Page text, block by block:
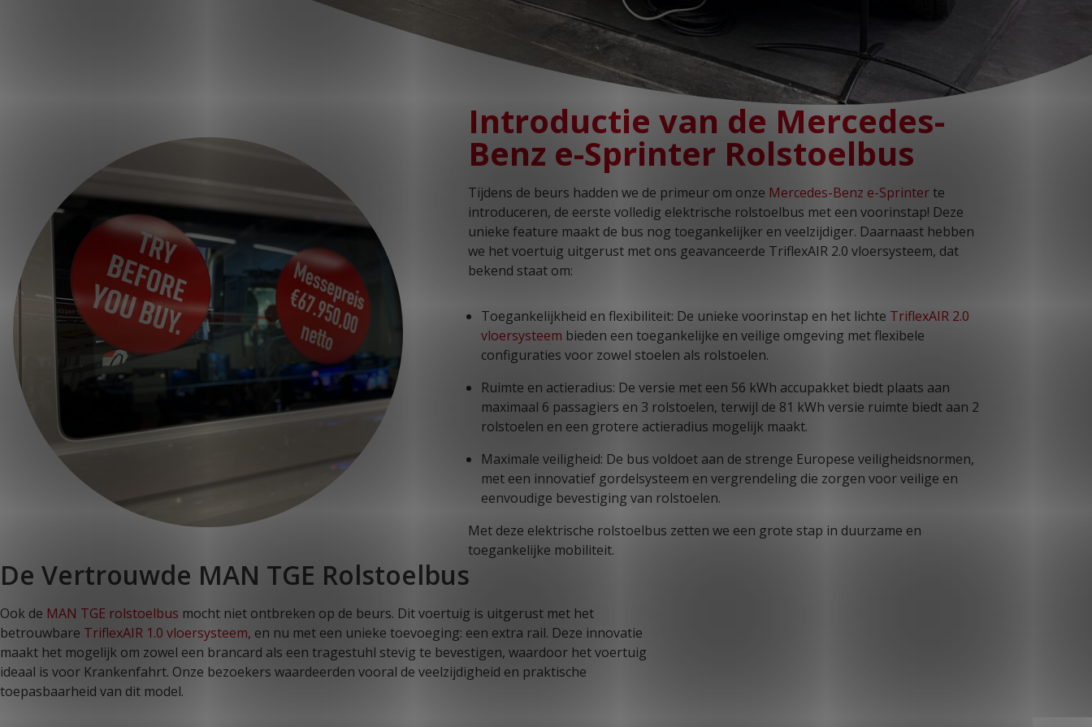
Introductie van de Mercedes-
Benz e-Sprinter Rolstoelbus
Tijdens de beurs hadden we de primeur om onze Mercedes-Benz e-Sprinter te
introduceren, de eerste volledig elektrische rolstoelbus met een voorinstap! Deze
unieke feature maakt de bus nog toegankelijker en veelzijdiger. Daarnaast hebben
we het voertuig uitgerust met ons geavanceerde TriflexAIR 2.0 vloersysteem, dat
bekend staat om:
Toegankelijkheid en flexibiliteit: De unieke voorinstap en het lichte TriflexAIR 2.0
vloersysteem bieden een toegankelijke en veilige omgeving met flexibele
configuraties voor zowel stoelen als rolstoelen.
Ruimte en actieradius: De versie met een 56 kWh accupakket biedt plaats aan
maximaal 6 passagiers en 3 rolstoelen, terwijl de 81 kWh versie ruimte biedt aan 2
rolstoelen en een grotere actieradius mogelijk maakt.
Maximale veiligheid: De bus voldoet aan de strenge Europese veiligheidsnormen,
met een innovatief gordelsysteem en vergrendeling die zorgen voor veilige en
eenvoudige bevestiging van rolstoelen.
Met deze elektrische rolstoelbus zetten we een grote stap in duurzame en
toegankelijke mobiliteit.
De Vertrouwde MAN TGE Rolstoelbus
Ook de MAN TGE rolstoelbus mocht niet ontbreken op de beurs. Dit voertuig is uitgerust met het
betrouwbare TriflexAIR 1.0 vloersysteem, en nu met een unieke toevoeging: een extra rail. Deze innovatie
maakt het mogelijk om zowel een brancard als een tragestuhl stevig te bevestigen, waardoor het voertuig
ideaal is voor Krankenfahrt. Onze bezoekers waardeerden vooral de veelzijdigheid en praktische
toepasbaarheid van dit model.